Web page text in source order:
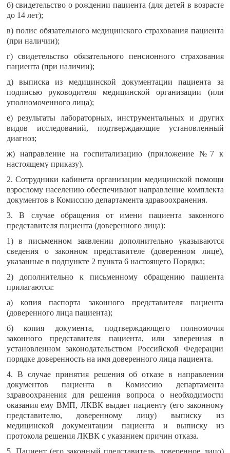
б) свидетельство о рождении пациента (для детей в возрасте
до 14 лет);
в) полис обязательного медицинского страхования пациента
(при наличии);
г) свидетельство обязательного пенсионного страхования
пациента (при наличии);
д) выписка из медицинской документации пациента за
подписью руководителя медицинской организации (или
уполномоченного лица);
е) результаты лабораторных, инструментальных и других
видов исследований, подтверждающие установленный
диагноз;
ж) направление на госпитализацию (приложение №7 к
настоящему приказу).
2. Сотрудники кабинета организации медицинской помощи
взрослому населению обеспечивают направление комплекта
документов в Комиссию департамента здравоохранения.
3. В случае обращения от имени пациента законного
представителя пациента (доверенного лица):
1) в письменном заявлении дополнительно указываются
сведения о законном представителе (доверенном лице),
указанные в подпункте 2 пункта 6 настоящего Порядка;
2) дополнительно к письменному обращению пациента
прилагаются:
а) копия паспорта законного представителя пациента
(доверенного лица пациента);
б) копия документа, подтверждающего полномочия
законного представителя пациента, или заверенная в
установленном законодательством Российской Федерации
порядке доверенность на имя доверенного лица пациента.
4. В случае принятия решения об отказе в направлении
документов пациента в Комиссию департамента
здравоохранения для решения вопроса о необходимости
оказания ему ВМП, ЛКВК выдает пациенту (его законному
представителю, доверенному лицу) выписку из
медицинской документации пациента и выписку из
протокола решения ЛКВК с указанием причин отказа.
5. Пациент (его законный представитель, доверенное лицо)